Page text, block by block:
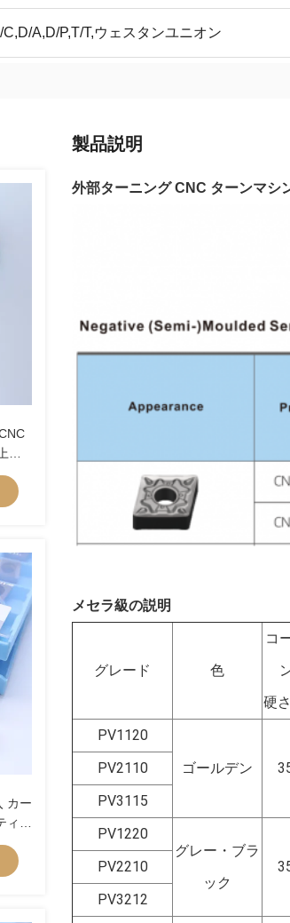
C,D/A,D/P,T/T,ウェスタンユニオン
カー
ブ
入
製品説明
外部ターニング CNC ターンマシ
メセラ級の説明
グレード 色
コ
硬
PV1120
ゴールデン
PV2110
PV3115
PV1220
グレー・ブラ
ック
PV2210
PV3212